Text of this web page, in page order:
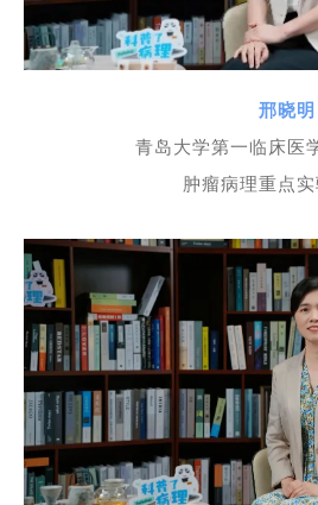
邢晓明
青岛大学第一临床医
肿瘤病理重点